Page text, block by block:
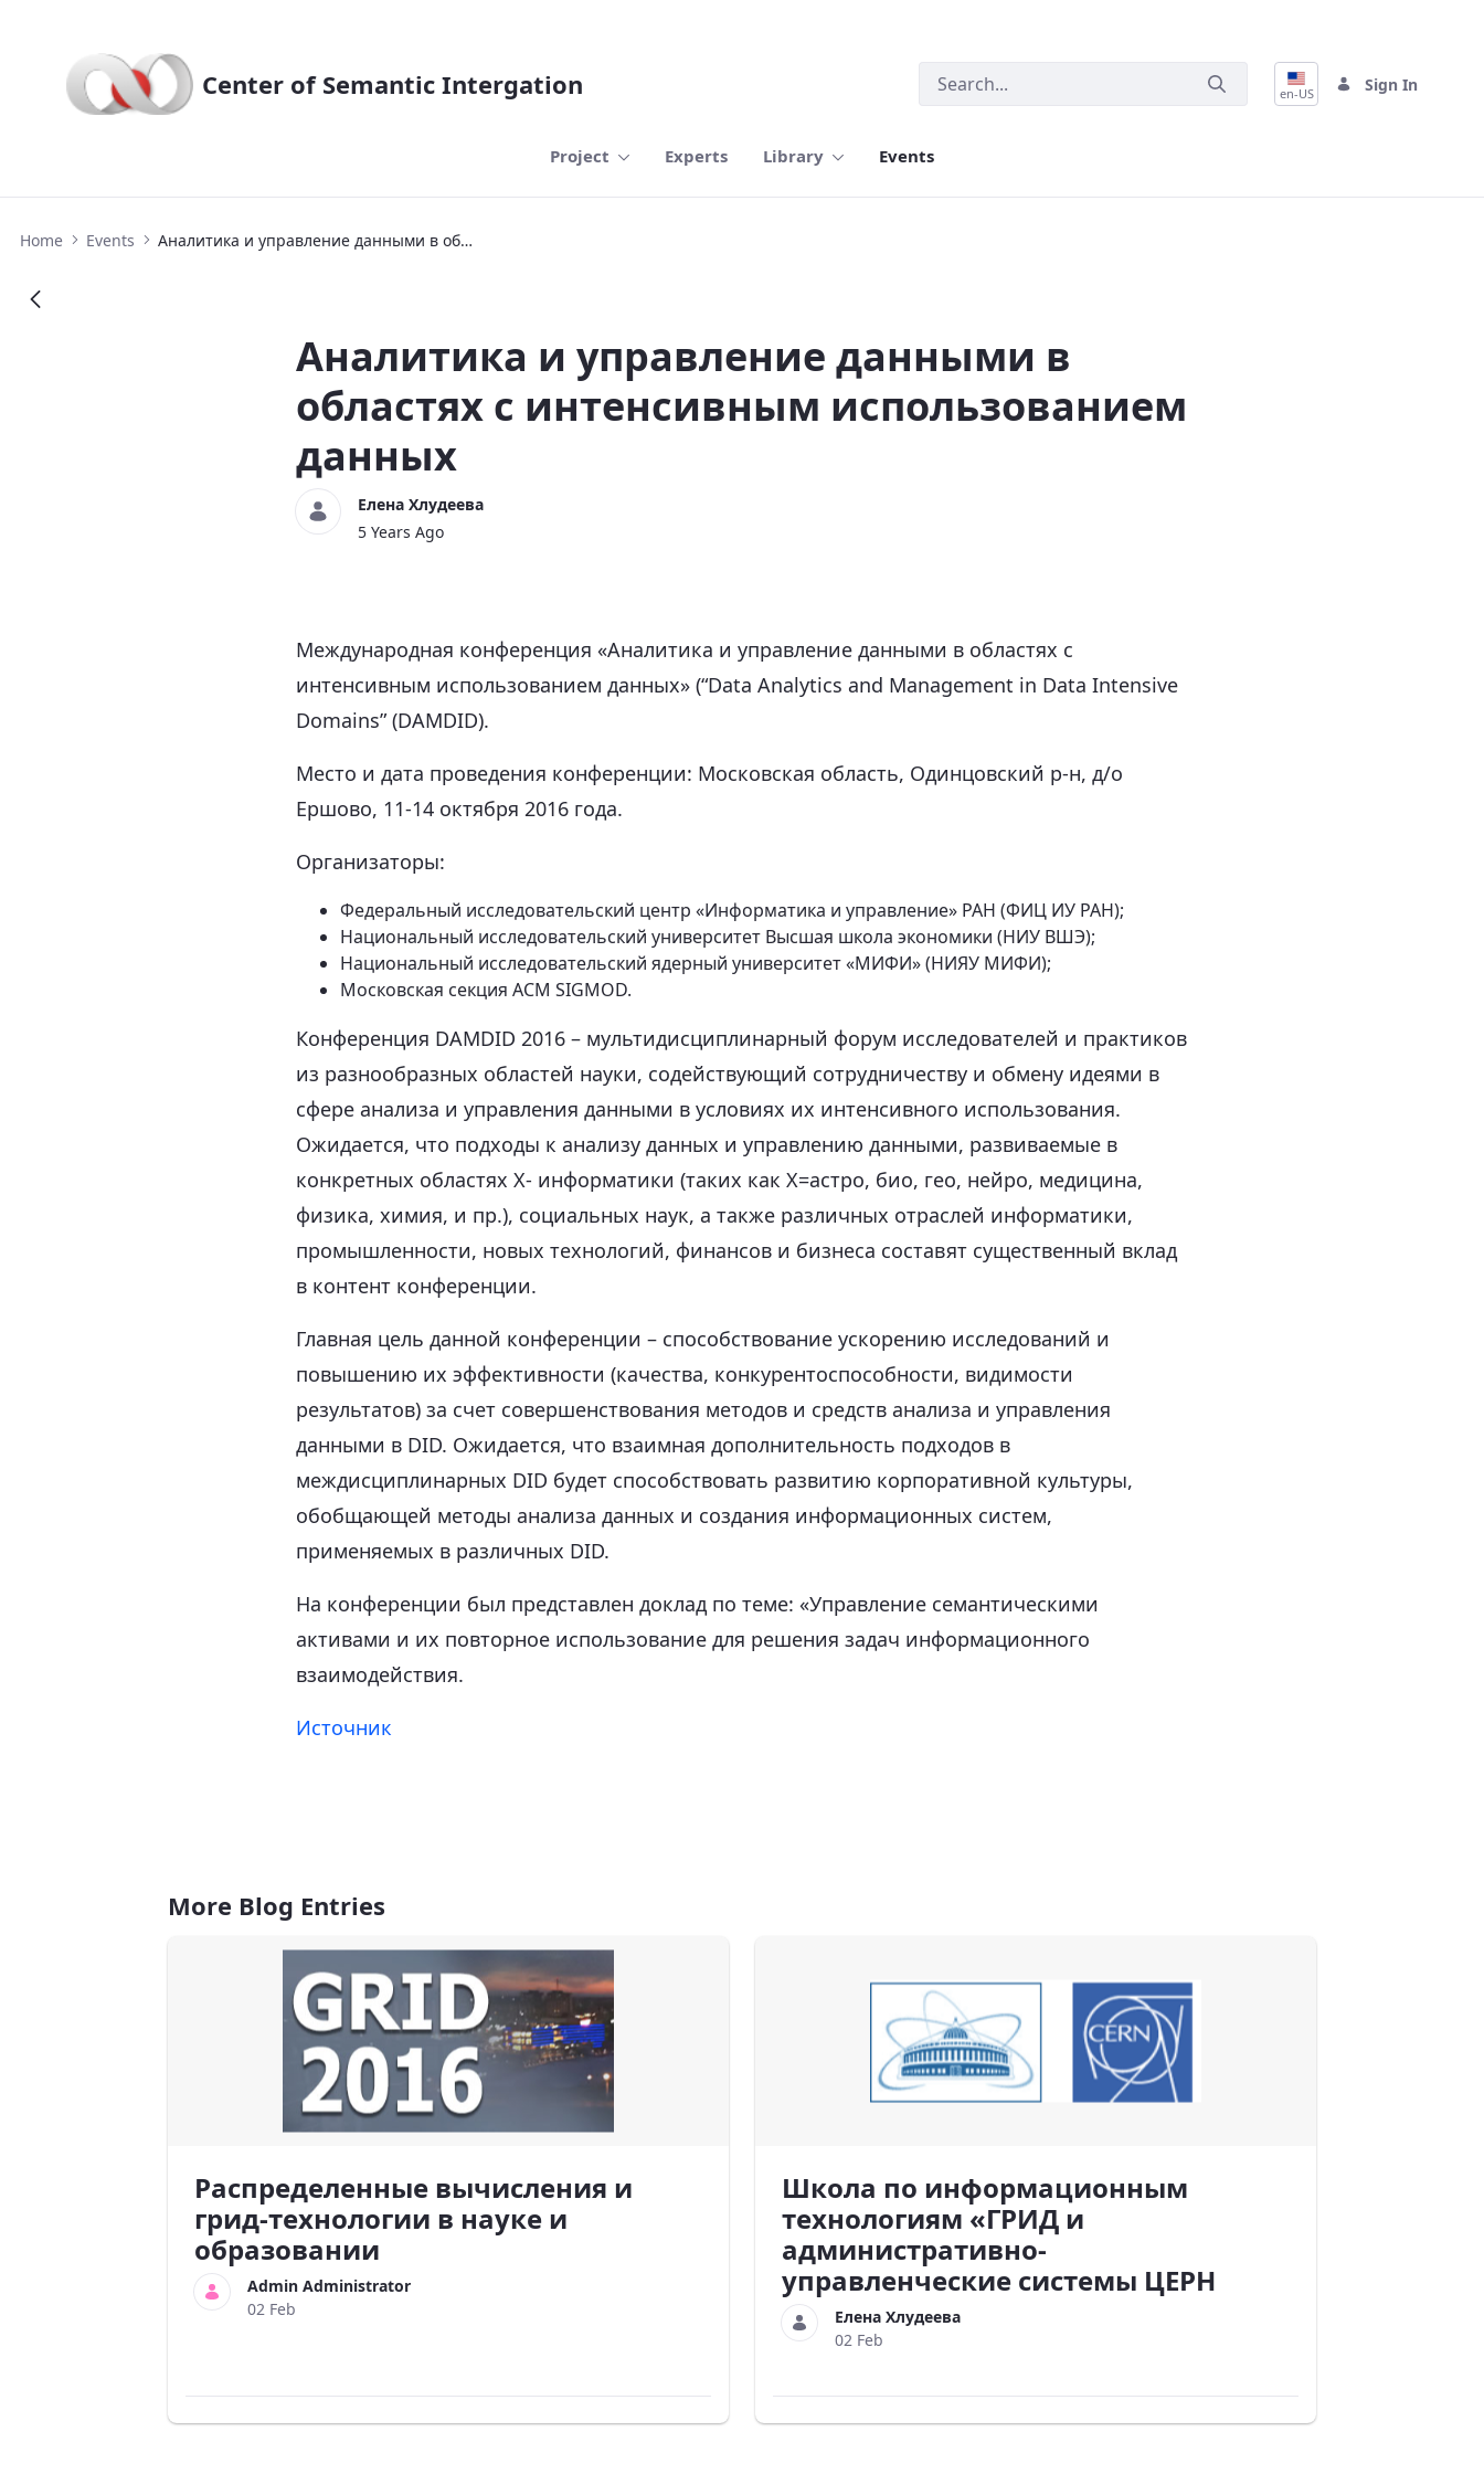
Center of Semantic Intergation en-US Sign In
Project Experts Library Events
Home Events Аналитика и управление данными в областях с интенсивным использованием данных
Аналитика и управление данными в
областях с интенсивным использованием
данных
Елена Хлудеева
5 Years Ago
Международная конференция «Аналитика и управление данными в областях с
интенсивным использованием данных» (“Data Analytics and Management in Data Intensive
Domains” (DAMDID).
Место и дата проведения конференции: Московская область, Одинцовский р-н, д/о
Ершово, 11-14 октября 2016 года.
Организаторы:
Федеральный исследовательский центр «Информатика и управление» РАН (ФИЦ ИУ РАН);
Национальный исследовательский университет Высшая школа экономики (НИУ ВШЭ);
Национальный исследовательский ядерный университет «МИФИ» (НИЯУ МИФИ);
Московская секция ACM SIGMOD.
Конференция DAMDID 2016 – мультидисциплинарный форум исследователей и практиков
из разнообразных областей науки, содействующий сотрудничеству и обмену идеями в
сфере анализа и управления данными в условиях их интенсивного использования.
Ожидается, что подходы к анализу данных и управлению данными, развиваемые в
конкретных областях X- информатики (таких как X=астро, био, гео, нейро, медицина,
физика, химия, и пр.), социальных наук, а также различных отраслей информатики,
промышленности, новых технологий, финансов и бизнеса составят существенный вклад
в контент конференции.
Главная цель данной конференции – способствование ускорению исследований и
повышению их эффективности (качества, конкурентоспособности, видимости
результатов) за счет совершенствования методов и средств анализа и управления
данными в DID. Ожидается, что взаимная дополнительность подходов в
междисциплинарных DID будет способствовать развитию корпоративной культуры,
обобщающей методы анализа данных и создания информационных систем,
применяемых в различных DID.
На конференции был представлен доклад по теме: «Управление семантическими
активами и их повторное использование для решения задач информационного
взаимодействия.
Источник
More Blog Entries
Распределенные вычисления и
грид-технологии в науке и
образовании
Admin Administrator
02 Feb
Школа по информационным
технологиям «ГРИД и
административно-
управленческие системы ЦЕРН
Елена Хлудеева
02 Feb